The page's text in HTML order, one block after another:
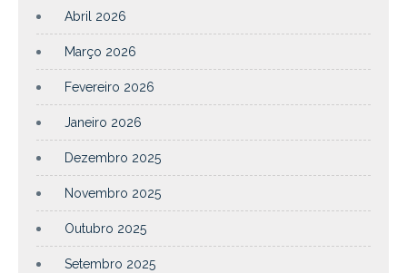
Abril 2026
Março 2026
Fevereiro 2026
Janeiro 2026
Dezembro 2025
Novembro 2025
Outubro 2025
Setembro 2025